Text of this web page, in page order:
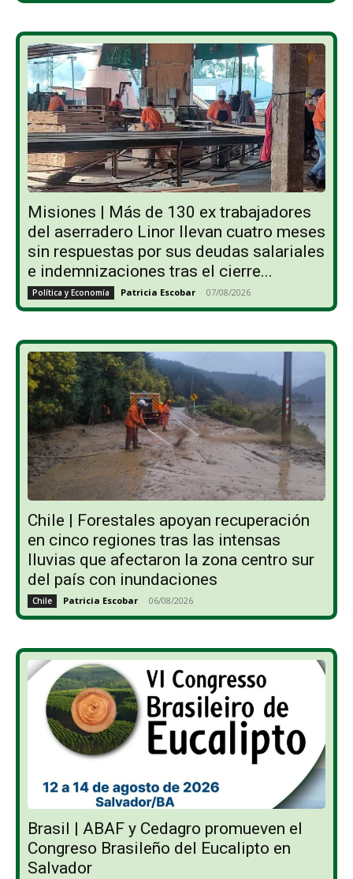
Misiones | Más de 130 ex trabajadores
del aserradero Linor llevan cuatro meses
sin respuestas por sus deudas salariales
e indemnizaciones tras el cierre...
Política y Economía Patricia Escobar - 07/08/2026
Chile | Forestales apoyan recuperación
en cinco regiones tras las intensas
lluvias que afectaron la zona centro sur
del país con inundaciones
Chile Patricia Escobar - 06/08/2026
Brasil | ABAF y Cedagro promueven el
Congreso Brasileño del Eucalipto en
Salvador